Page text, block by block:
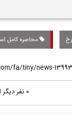
محاصره کامل
۰ نفر